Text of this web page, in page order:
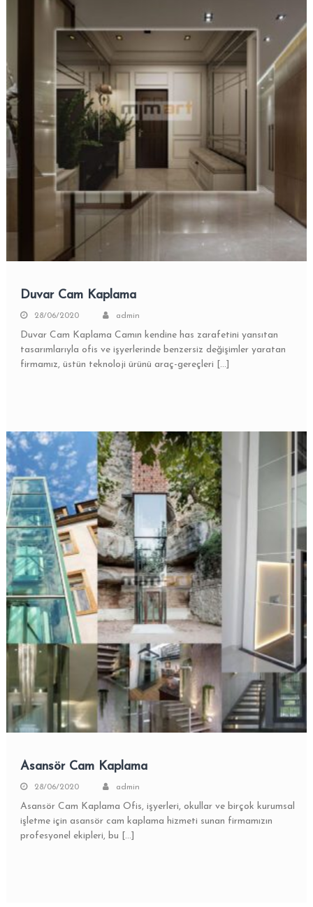
Duvar Cam Kaplama
28/06/2020 admin
Duvar Cam Kaplama Camın kendine has zarafetini yansıtan
tasarımlarıyla ofis ve işyerlerinde benzersiz değişimler yaratan
firmamız, üstün teknoloji ürünü araç-gereçleri […]
Asansör Cam Kaplama
28/06/2020 admin
Asansör Cam Kaplama Ofis, işyerleri, okullar ve birçok kurumsal
işletme için asansör cam kaplama hizmeti sunan firmamızın
profesyonel ekipleri, bu […]